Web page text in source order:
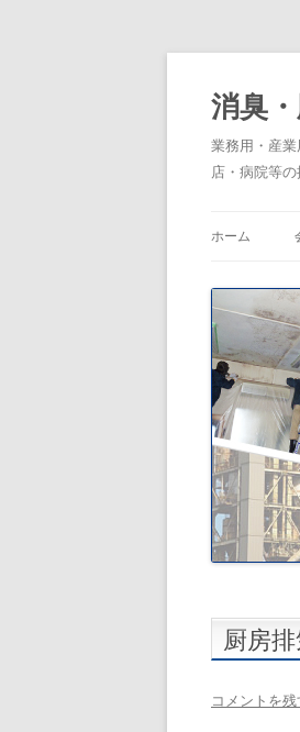
消臭
業務用・産
店・病院等
ホーム
厨房
コメントを残